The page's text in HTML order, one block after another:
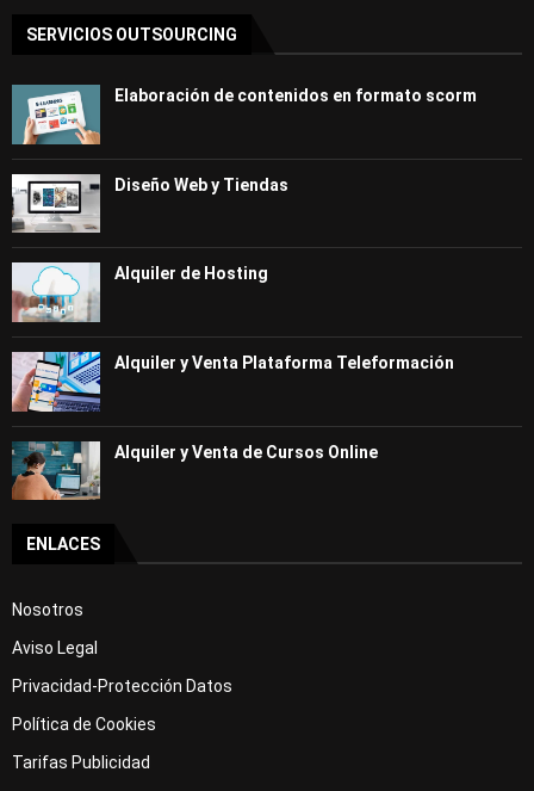
SERVICIOS OUTSOURCING
Elaboración de contenidos en formato scorm
Diseño Web y Tiendas
Alquiler de Hosting
Alquiler y Venta Plataforma Teleformación
Alquiler y Venta de Cursos Online
ENLACES
Nosotros
Aviso Legal
Privacidad-Protección Datos
Política de Cookies
Tarifas Publicidad